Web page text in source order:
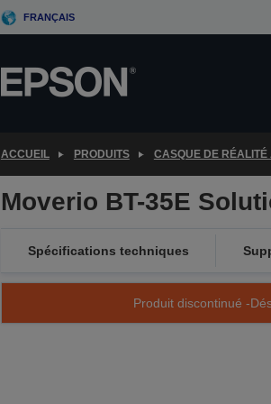
FRANÇAIS
ACCUEIL PRODUITS CASQUE DE RÉALITÉ
Moverio BT-35E
Spécifications techniques
Produit discontinué -